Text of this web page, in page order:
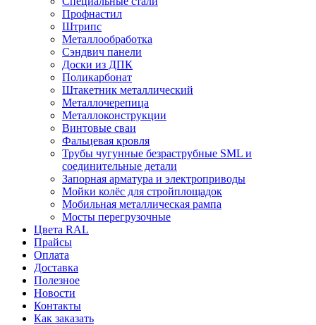
Профнастил
Штрипс
Металлообработка
Сэндвич панели
Доски из ДПК
Поликарбонат
Штакетник металлический
Металлочерепица
Металлоконструкции
Винтовые сваи
Фальцевая кровля
Трубы чугунные безраструбные SML и
соединительные детали
Запорная арматура и электроприводы
Мойки колёс для стройплощадок
Мобильная металлическая рампа
Мосты перегрузочные
Цвета RAL
Прайсы
Оплата
Доставка
Полезное
Новости
Контакты
Как заказать